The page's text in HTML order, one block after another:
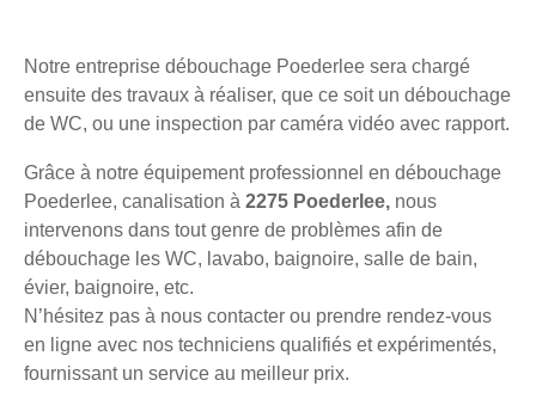
Notre entreprise débouchage Poederlee sera chargé
ensuite des travaux à réaliser, que ce soit un débouchage
de WC, ou une inspection par caméra vidéo avec rapport.
Grâce à notre équipement professionnel en débouchage
Poederlee, canalisation à 2275 Poederlee, nous
intervenons dans tout genre de problèmes afin de
débouchage les WC, lavabo, baignoire, salle de bain,
évier, baignoire, etc.
N’hésitez pas à nous contacter ou prendre rendez-vous
en ligne avec nos techniciens qualifiés et expérimentés,
fournissant un service au meilleur prix.